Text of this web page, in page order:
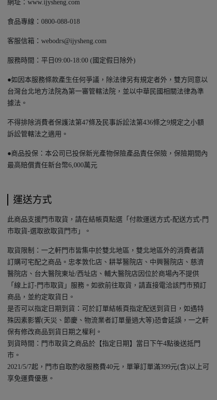
網址：www.ijysheng.com
食品專線：0800-088-018
客服信箱：webodrs@ijysheng.com
服務時間：平日09:00-18:00 (國定假日除外)
●如因本服務條款產生任何爭議，除法律另有規定者外，雙方同意以
台灣台北地方法院為第一審管轄法院，並以中華民國相關法律為準
據法。
不得排除消費者保護法第47條及民事訴訟法第436條之9規定之小額
訴訟管轄法之適用。
●商品投保：本公司已投保新光產物保險產品責任保險，保險期間內
最高賠償責任新台幣6,000萬元
運送方式
此商品支援門市取貨，請在結帳頁點選「付款運送方式-配送方式-門
市取貨-選取欲取貨門市」。
取貨限制：一之軒門市皆集中於雙北地區，雙北地區外的消費者請
訂購可宅配之商品。忠孝敦化店、耕莘醫院店、中興醫院店、慈濟
醫院店、台大醫院東址/西址店、輔大醫院店因位於商場內不提供
「線上訂-門市取貨」服務。如欲前往取貨，請直接電洽該門市預訂
商品，並約定取貨日。
是否可以指定日期到貨：可於訂單結帳頁指定配送到貨日，如遇特
殊因素影響(天災、節慶、物流業者訂單量過大等)恐會延誤，一之軒
保有修改商品到貨日期之權利。
到貨時間：門市取貨之商品於【指定日期】當日下午4點後送抵門
市。
2021/5/7起，門市自取酌收服務費40元，單筆訂單滿399元(含)以上可
享免運費優惠。